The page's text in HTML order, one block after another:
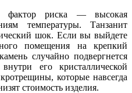
риска — высокая
температуры. Танзанит
шок. Если вы выйдете
помещения на крепкий
случайно подвергнется
его кристаллической
которые навсегда
стоимость изделия.